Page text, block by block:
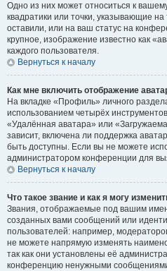
Одно из них может относиться к
квадратики или точки, указывающие
оставили, или на ваш статус на
крупное, изображение известно как
каждого пользователя.
Вернуться к началу
Как мне включить отображение
На вкладке «Профиль» личного
использованием четырёх
«Удалённая аватара» или
зависит, включена ли поддержка
быть доступны. Если вы не можете
администратором конференции для
Вернуться к началу
Что такое звание и как я могу
Звания, отображаемые под вашим
созданных вами сообщений или
пользователей: например,
не можете напрямую изменять
так как они установлены её
конференцию ненужными